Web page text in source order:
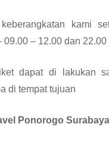
kami
09.00 – 12.00 dan 22.00
dapat di lakukan
di tempat tujuan
Ponorogo